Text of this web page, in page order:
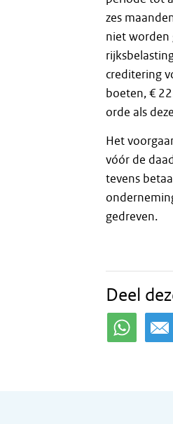
zes
niet worden
creditering
boeten, €
orde als
Het
vóór de
tevens
gedreven.
Deel